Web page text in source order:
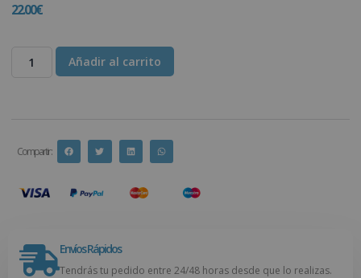
22.00€
Añadir al carrito
Compartir :
Envíos Rápidos
Tendrás tu pedido entre 24/48 horas desde que lo realizas.